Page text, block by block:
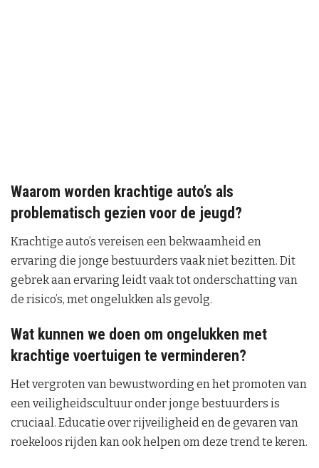
Waarom worden krachtige auto’s als
problematisch gezien voor de jeugd?
Krachtige auto’s vereisen een bekwaamheid en
ervaring die jonge bestuurders vaak niet bezitten. Dit
gebrek aan ervaring leidt vaak tot onderschatting van
de risico’s, met ongelukken als gevolg.
Wat kunnen we doen om ongelukken met
krachtige voertuigen te verminderen?
Het vergroten van bewustwording en het promoten van
een veiligheidscultuur onder jonge bestuurders is
cruciaal. Educatie over rijveiligheid en de gevaren van
roekeloos rijden kan ook helpen om deze trend te keren.